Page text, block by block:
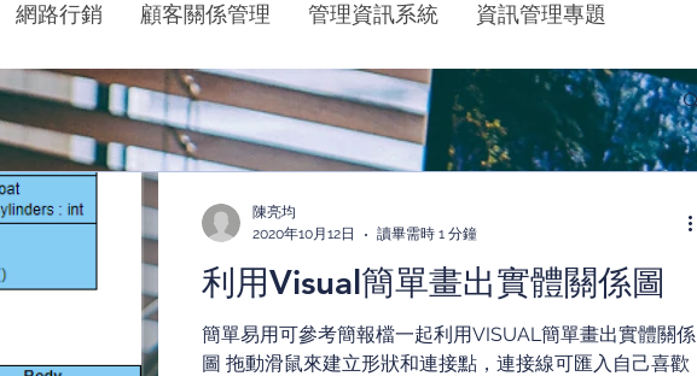
網路行銷 顧客關係管理 管理資訊系統 資訊管理專題
利用Visual簡單畫出實體關係圖
簡單易用可參考簡報檔一起利用VISUAL簡單畫出實體關係
圖 拖動滑鼠來建立形狀和連接點，連接線可匯入自己喜歡
陳亮均
2020年10月12日
讀畢需時 1 分鐘